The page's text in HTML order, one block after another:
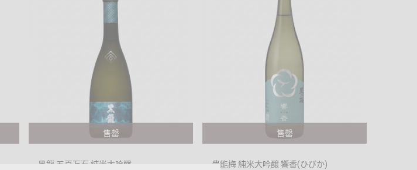
售罄
黑龍 五百万石 純米大吟醸
售罄
豊能梅 純米大吟醸 響香(ひびか)